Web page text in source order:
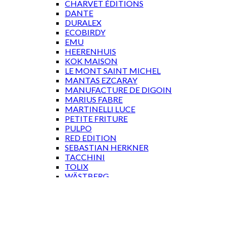
CHARVET ÉDITIONS
DANTE
DURALEX
ECOBIRDY
EMU
HEERENHUIS
KOK MAISON
LE MONT SAINT MICHEL
MANTAS EZCARAY
MANUFACTURE DE DIGOIN
MARIUS FABRE
MARTINELLI LUCE
PETITE FRITURE
PULPO
RED EDITION
SEBASTIAN HERKNER
TACCHINI
TOLIX
WÄSTBERG